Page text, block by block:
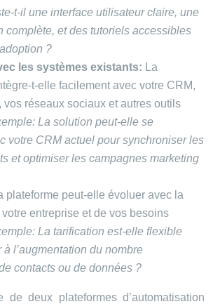
t-il une interface utilisateur claire, une
complète, et des tutoriels accessibles
?
les systèmes existants: La
t-elle facilement avec votre CRM,
vos réseaux sociaux et autres outils
La solution peut-elle se
votre CRM actuel pour synchroniser les
et optimiser les campagnes marketing
plateforme peut-elle évoluer avec la
entreprise et de vos besoins
La tarification est-elle flexible
à l’augmentation du nombre
contacts ou de données ?
de deux plateformes d’automatisation